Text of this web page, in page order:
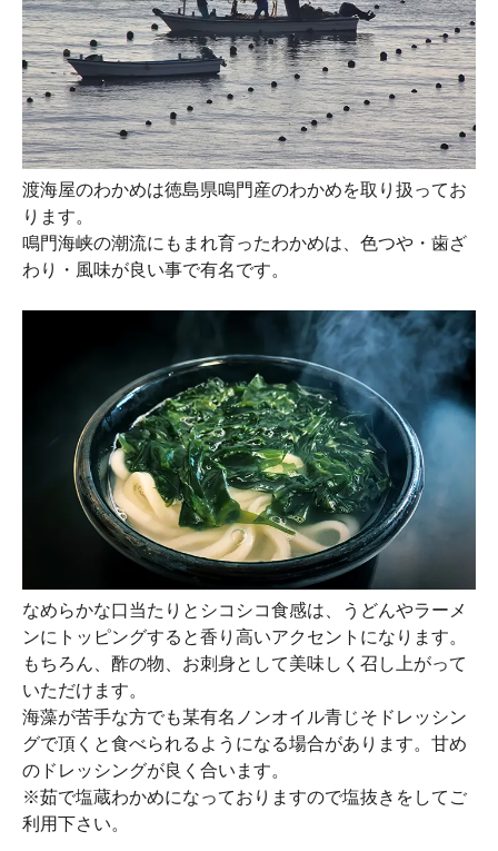
渡海屋のわかめは徳島県鳴門産のわかめを取り扱ってお
ります。
鳴門海峡の潮流にもまれ育ったわかめは、色つや・歯ざ
わり・風味が良い事で有名です。
なめらかな口当たりとシコシコ食感は、うどんやラーメ
ンにトッピングすると香り高いアクセントになります。
もちろん、酢の物、お刺身として美味しく召し上がって
いただけます。
海藻が苦手な方でも某有名ノンオイル青じそドレッシン
グで頂くと食べられるようになる場合があります。甘め
のドレッシングが良く合います。
※茹で塩蔵わかめになっておりますので塩抜きをしてご
利用下さい。